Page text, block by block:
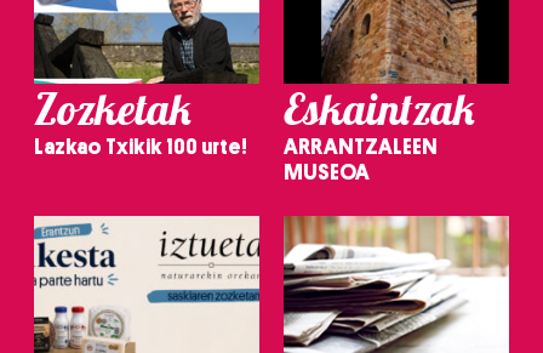
Zozketak
Lazkao Txikik 100 urte!
Eskaintzak
ARRANTZALEEN
MUSEOA